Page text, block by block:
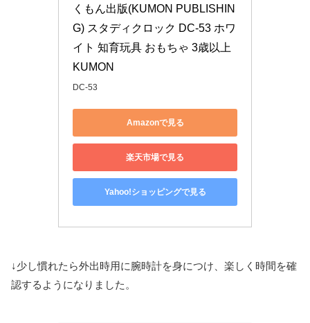
くもん出版(KUMON PUBLISHIN
G) スタディクロック DC-53 ホワ
イト 知育玩具 おもちゃ 3歳以上
KUMON
DC-53
Amazonで見る
楽天市場で見る
Yahoo!ショッピングで見る
↓少し慣れたら外出時用に腕時計を身につけ、楽しく時間を確
認するようになりました。